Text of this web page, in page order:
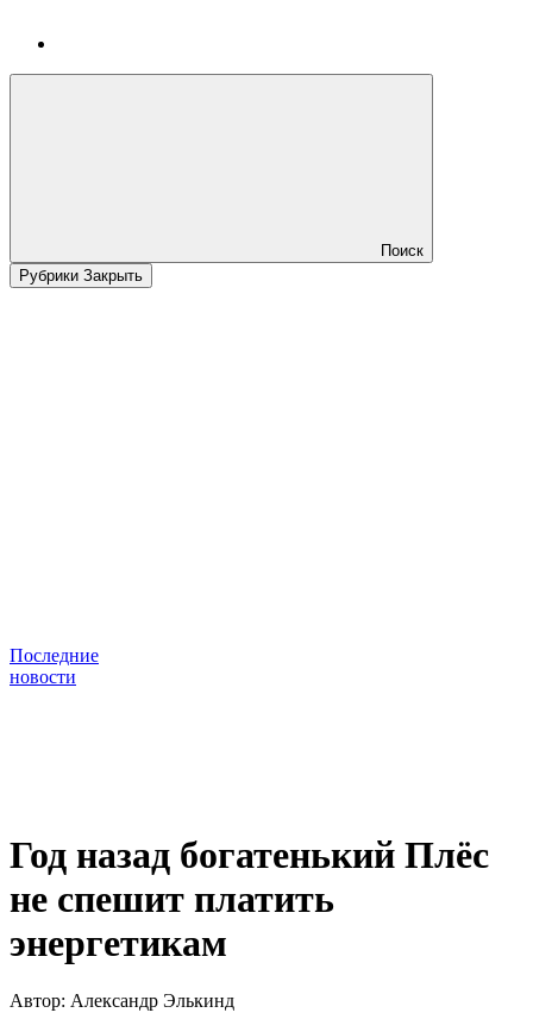
Поиск
Рубрики Закрыть
Последние
новости
Год назад богатенький Плёс
не спешит платить
энергетикам
Автор: Александр Элькинд